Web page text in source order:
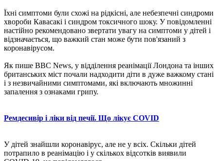
Їхні симптоми були схожі на рідкісні, але небезпечні синдроми
хвороби Кавасакі і синдром токсичного шоку. У повідомленні
настійно рекомендовано звертати увагу на симптоми у дітей і
відзначається, що важкий стан може бути пов'язаний з
коронавірусом.
Як пише BBC News, у відділення реанімації Лондона та інших
британських міст почали надходити діти в дуже важкому стані
і з незвичайними симптомами, які включають множинні
запалення з ознаками грипу.
Ремдесивір і ліки від печії. Що лікує COVID
У дітей знайшли коронавірус, але не у всіх. Скільки дітей
потрапило в реанімацію і у скількох відсотків виявили